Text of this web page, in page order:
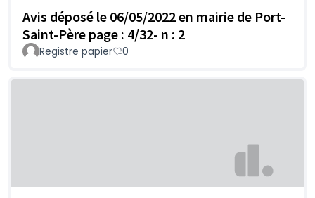
Avis déposé le 06/05/2022 en mairie de Port-
Saint-Père page : 4/32- n : 2
Registre papier 0